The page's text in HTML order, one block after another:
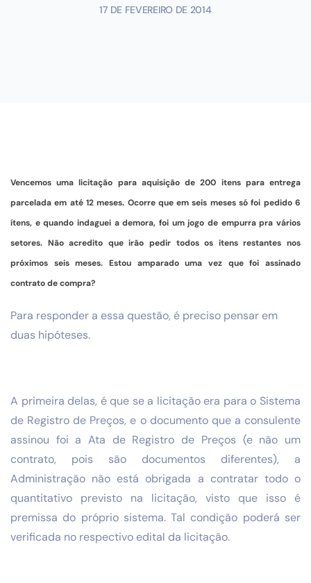
17 DE FEVEREIRO DE 2014
Vencemos uma licitação para aquisição de 200 itens para entrega
parcelada em até 12 meses. Ocorre que em seis meses só foi pedido 6
ítens, e quando indaguei a demora, foi um jogo de empurra pra vários
setores. Não acredito que irão pedir todos os itens restantes nos
próximos seis meses. Estou amparado uma vez que foi assinado
contrato de compra?
Para responder a essa questão, é preciso pensar em
duas hipóteses.
A primeira delas, é que se a licitação era para o Sistema
de Registro de Preços, e o documento que a consulente
assinou foi a Ata de Registro de Preços (e não um
contrato, pois são documentos diferentes), a
Administração não está obrigada a contratar todo o
quantitativo previsto na licitação, visto que isso é
premissa do próprio sistema. Tal condição poderá ser
verificada no respectivo edital da licitação.